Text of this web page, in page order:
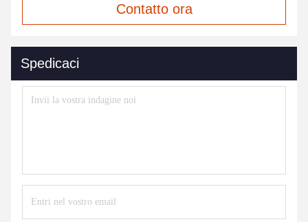
Contatto ora
Spedicaci